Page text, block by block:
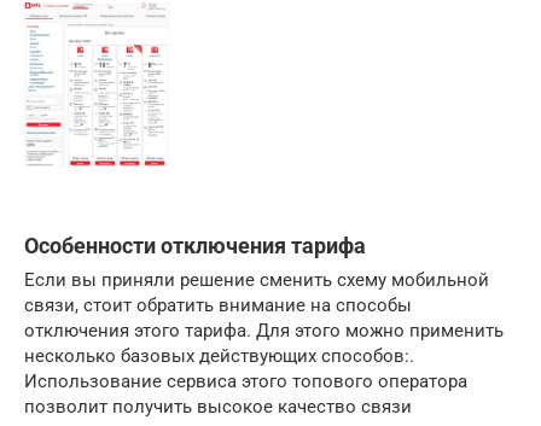
Особенности отключения тарифа
Если вы приняли решение сменить схему мобильной
связи, стоит обратить внимание на способы
отключения этого тарифа. Для этого можно применить
несколько базовых действующих способов:.
Использование сервиса этого топового оператора
позволит получить высокое качество связи